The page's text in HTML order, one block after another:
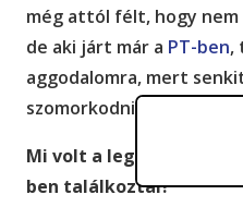
még attól félt, hogy
de aki járt már a PT-ben,
aggodalomra, mert
szomorkodni.
Mi volt a
ben találkoztál?